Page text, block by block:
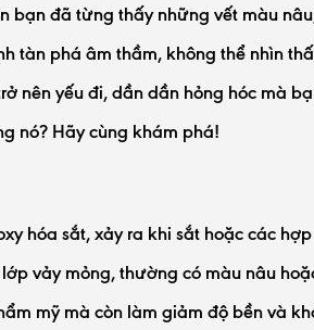
bạn đã từng thấy những vết màu
tàn phá âm thầm, không thể nhìn
nên yếu đi, dần dần hỏng hóc mà
nó? Hãy cùng khám phá!
hóa sắt, xảy ra khi sắt hoặc các
vảy mỏng, thường có màu nâu
mỹ mà còn làm giảm độ bền và